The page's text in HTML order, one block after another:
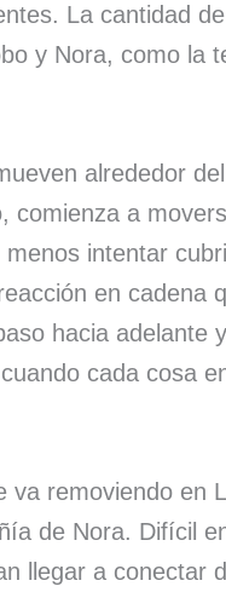
La cantidad
y Nora, como la
alrededor
comienza a
intentar
en cadena
hacia adelante
cada cosa
va removiendo en
de Nora. Difícil
llegar a conectar